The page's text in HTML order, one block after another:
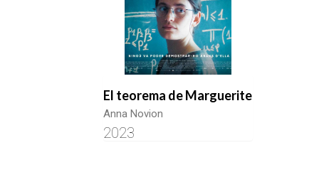
El teorema de Marguerite
Anna Novion
2023